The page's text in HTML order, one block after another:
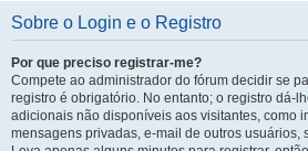
Sobre o Login e o Registro
Por que preciso registrar-me?
Compete ao administrador do fórum decidir se
registro é obrigatório. No entanto; o registro dá-
adicionais não disponíveis aos visitantes, como
mensagens privadas, e-mail de outros usuários,